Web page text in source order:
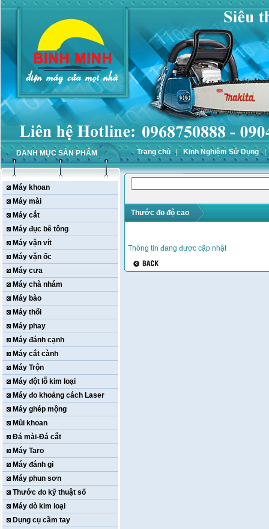
DANH MỤC SẢN PHẨM Trang chủ Kinh Nghiệm Sử Dụng
Máy khoan
Máy mài
Máy cắt
Máy đục bê tông
Máy vặn vít
Máy vặn ốc
Máy cưa
Máy chà nhám
Máy bào
Máy thổi
Máy phay
Máy đánh cạnh
Máy cắt cành
Máy Trộn
Máy đột lỗ kim loại
Máy đo khoảng cách Laser
Máy ghép mộng
Mũi khoan
Đá mài-Đá cắt
Máy Taro
Máy đánh gỉ
Máy phun sơn
Thước đo kỹ thuật số
Máy dò kim loại
Dụng cụ cầm tay
Thước đo độ cao
Thông tin đang được cập nhật